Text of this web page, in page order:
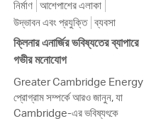
নির্মাণ আশেপাশের এলাকা
উদ্ভাবন এবং প্রযুক্তি ব্যবসা
ক্লিনার এনার্জির ভবিষ্যতের ব্যাপারে
গভীর মনোযোগ
Greater Cambridge Energy
প্রোগ্রাম সম্পর্কে আরও জানুন, যা
Cambridge-এর ভবিষ্যৎকে